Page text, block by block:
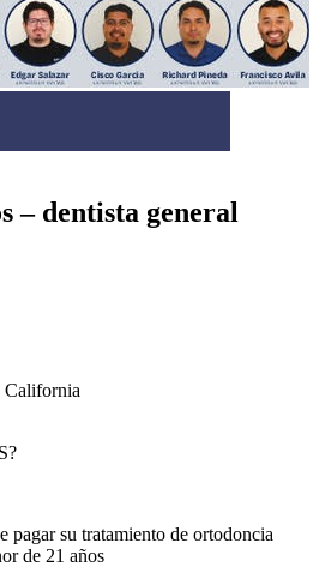
– dentista general
California
pagar su tratamiento de ortodoncia
de 21 años